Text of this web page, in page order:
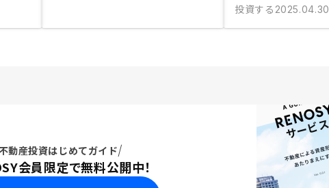
投資する 2025.04.30
動産投資はじめてガイド
会員限定で無料公開中！